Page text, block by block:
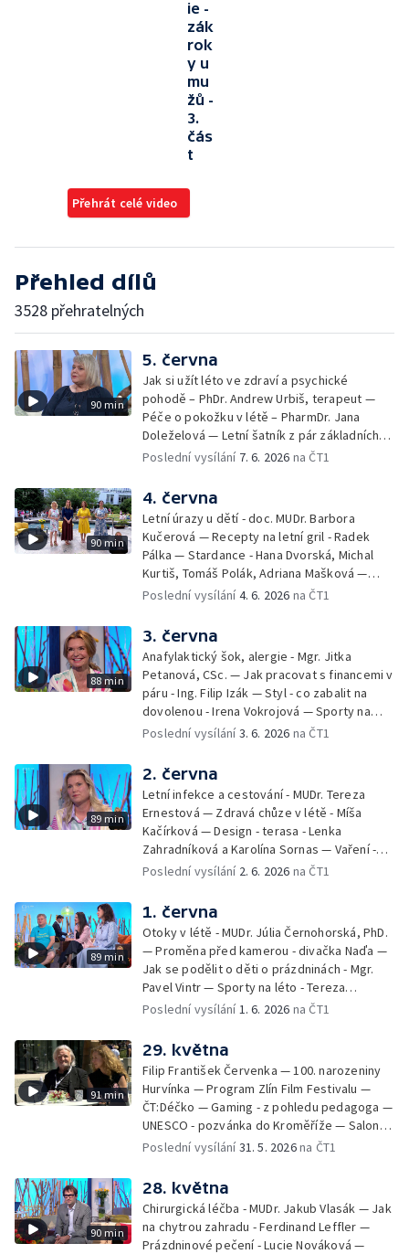
ie -
zák
rok
y u
mu
žů -
3.
čás
t
Přehrát celé video
Přehled dílů
3528 přehratelných
90 min
5. června
Jak si užít léto ve zdraví a psychické
pohodě – PhDr. Andrew Urbiš, terapeut —
Péče o pokožku v létě – PharmDr. Jana
Doleželová — Letní šatník z pár základních
kousků – Luděk Šmehlík, stylista —
slavnosti – Jiří Krhut, hudebník — Vaření:
letní párty s přáteli – Pavla Pavelková —
Festival v ulicích – Petra Hradilová — Muzejní
noc
Poslední vysílání 7. 6. 2026 na ČT1
90 min
4. června
Letní úrazy u dětí - doc. MUDr. Barbora
Kučerová — Recepty na letní gril - Radek
Pálka — Stardance - Hana Dvorská, Michal
Kurtiš, Tomáš Polák, Adriana Mašková —
Debbie — Dětský čin roku — Zooterapie -
Jírová — Patrik Eliáš — Sladké recepty na
léto - Míša Sedláčková
Poslední vysílání4. 6. 2026 na ČT1
88 min
3. června
Anafylaktický šok, alergie - Mgr. Jitka
Petanová, CSc. — Jak pracovat s financemi v
páru - Ing. Filip Izák — Styl - co zabalit na
dovolenou - Irena Vokrojová — Sporty na
léto - paddleboard — Alžběta Jungrová —
Heřmánková, Zdeněk Žák, Josef Vrána
Poslední vysílání3. 6. 2026 na ČT1
89 min
2. června
Letní infekce a cestování - MUDr. Tereza
Ernestová — Zdravá chůze v létě - Míša
Kačírková — Design - terasa - Lenka
Zahradníková a Karolína Sornas — Vaření -
jahody - Simona Machurová — Letní sporty -
— Batohy do školy i na prázdniny - Mirka
Belhová — Pramen - Ivan Ostrochovský
Poslední vysílání 2. 6. 2026 na ČT1
89 min
1. června
Otoky v létě - MUDr. Júlia Černohorská, PhD.
— Proměna před kamerou - divačka Naďa —
Jak se podělit o děti o prázdninách - Mgr.
Pavel Vintr — Sporty na léto - Tereza
Michalová — Černé ovce — Změny v
v Českém ráji - Tomáš Jeřábek, Magdalena
Borová, Eva Váchová
Poslední vysílání1. 6. 2026 na ČT1
91 min
29. května
Filip František Červenka — 100. narozeniny
Hurvínka — Program Zlín Film Festivalu —
ČT:Déčko — Gaming - z pohledu pedagoga —
UNESCO - pozvánka do Kroměříže — Salon
filmových klapek
Poslední vysílání31. 5. 2026na ČT1
90 min
28. května
Chirurgická léčba - MUDr. Jakub Vlasák — Jak
na chytrou zahradu - Ferdinand Leffler —
Prázdninové pečení - Lucie Nováková —